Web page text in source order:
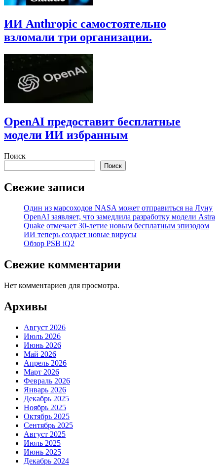
ИИ Anthropic самостоятельно
взломали три организации.
OpenAI предоставит бесплатные
модели ИИ избранным
Поиск
Поиск
Свежие записи
Один из марсоходов NASA может отправиться на Луну
OpenAI заявляет, что замедлила разработку модели Astra
Quake отмечает 30-летие новым бесплатным эпизодом
ИИ теперь создает новые вирусы
Обзор PSB iQ2
Свежие комментарии
Нет комментариев для просмотра.
Архивы
Август 2026
Июль 2026
Июнь 2026
Май 2026
Апрель 2026
Март 2026
Февраль 2026
Январь 2026
Декабрь 2025
Ноябрь 2025
Октябрь 2025
Сентябрь 2025
Август 2025
Июль 2025
Июнь 2025
Декабрь 2024